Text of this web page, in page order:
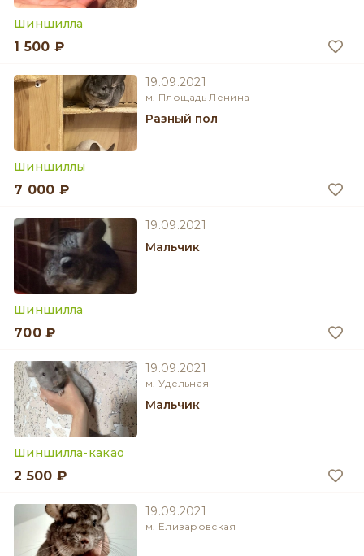
Шиншилла
1 500 ₽
19.09.2021
м. Площадь Ленина
разный пол
Шиншиллы
7 000 ₽
19.09.2021
мальчик
Шиншилла
700 ₽
19.09.2021
м. Удельная
мальчик
Шиншилла-какао
2 500 ₽
19.09.2021
м. Елизаровская